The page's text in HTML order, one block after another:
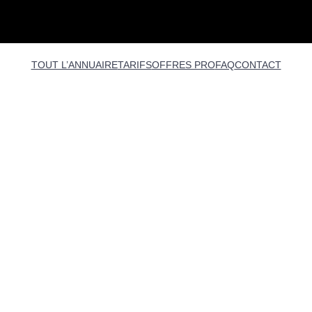
TOUT L’ANNUAIRETARIFSOFFRES PROFAQCONTACT